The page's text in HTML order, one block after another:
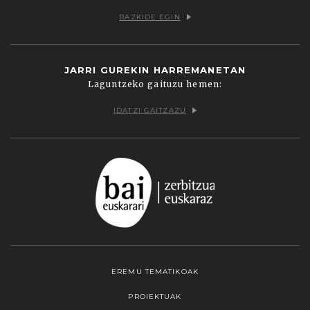
BAZKIDE EGIN
JARRI GUREKIN HARREMANETAN
Laguntzeko gaituzu hemen:
IDATZI GAITZAZU
EREMU TEMATIKOAK
PROIEKTUAK